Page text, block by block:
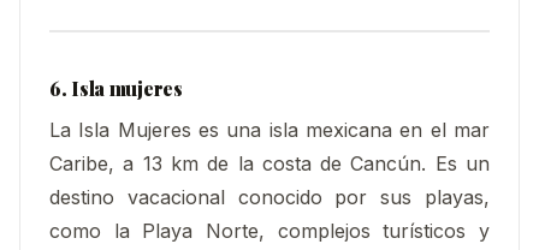
6. Isla mujeres
La Isla Mujeres es una isla mexicana en el mar
Caribe, a 13 km de la costa de Cancún. Es un
destino vacacional conocido por sus playas,
como la Playa Norte, complejos turísticos y